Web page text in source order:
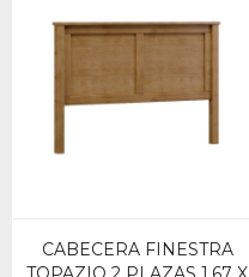
CABECERA FINESTRA